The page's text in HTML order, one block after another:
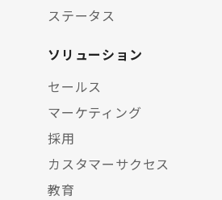
ステータス
ソリューション
セールス
マーケティング
採用
カスタマーサクセス
教育